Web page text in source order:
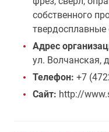
собственного
Адрес
ул. Волчанская,
Телефон: +7
Сайт: http://